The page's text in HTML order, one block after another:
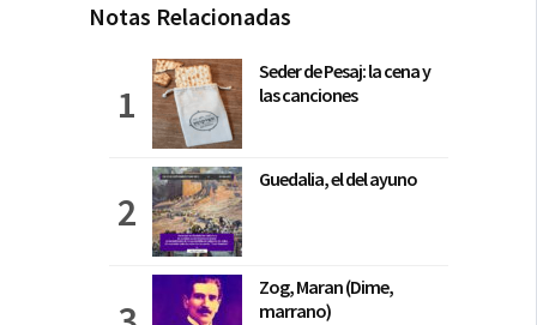
Notas Relacionadas
Seder de Pesaj: la cena y
las canciones
Guedalia, el del ayuno
Zog, Maran (Dime,
marrano)